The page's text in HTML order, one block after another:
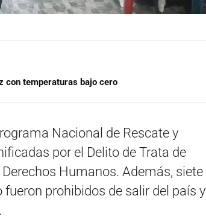
con temperaturas bajo cero
Nacional de Rescate y
por el Delito de Trata de
Humanos. Además, siete
prohibidos de salir del país y